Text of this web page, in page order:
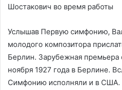
Шостакович во время работы
Услышав Первую симфонию,
молодого композитора
Берлин. Зарубежная премьера
ноября 1927 года в Берлине.
Симфонию исполняли и в США.